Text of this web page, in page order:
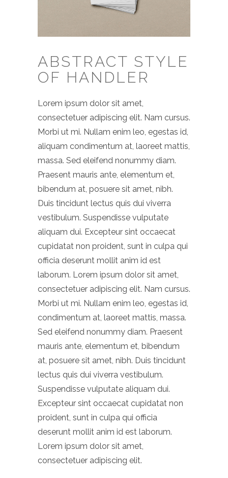
ABSTRACT STYLE
OF HANDLER
Lorem ipsum dolor sit amet,
consectetuer adipiscing elit. Nam cursus.
Morbi ut mi. Nullam enim leo, egestas id,
aliquam condimentum at, laoreet mattis,
massa. Sed eleifend nonummy diam.
Praesent mauris ante, elementum et,
bibendum at, posuere sit amet, nibh.
Duis tincidunt lectus quis dui viverra
vestibulum. Suspendisse vulputate
aliquam dui. Excepteur sint occaecat
cupidatat non proident, sunt in culpa qui
officia deserunt mollit anim id est
laborum. Lorem ipsum dolor sit amet,
consectetuer adipiscing elit. Nam cursus.
Morbi ut mi. Nullam enim leo, egestas id,
condimentum at, laoreet mattis, massa.
Sed eleifend nonummy diam. Praesent
mauris ante, elementum et, bibendum
at, posuere sit amet, nibh. Duis tincidunt
lectus quis dui viverra vestibulum.
Suspendisse vulputate aliquam dui.
Excepteur sint occaecat cupidatat non
proident, sunt in culpa qui officia
deserunt mollit anim id est laborum.
Lorem ipsum dolor sit amet,
consectetuer adipiscing elit.